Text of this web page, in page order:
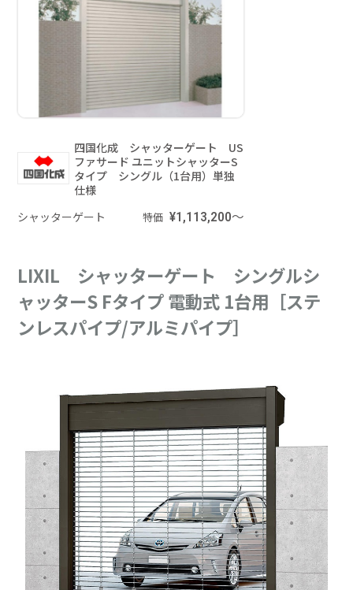
四国化成 シャッターゲート US
ファサード ユニットシャッターS
タイプ シングル（1台用）単独
仕様
シャッターゲート
特価 ¥1,113,200～
LIXIL シャッターゲート シングルシ
ャッターS Fタイプ 電動式 1台用［ステ
ンレスパイプ/アルミパイプ］